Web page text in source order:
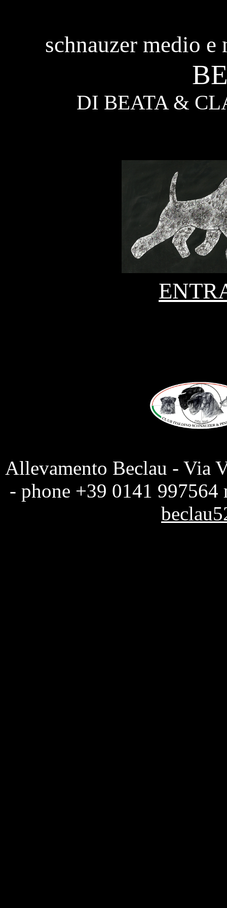
schnauzer medio
DI BEATA &
Allevamento Beclau - Via
- phone +39 0141 997564